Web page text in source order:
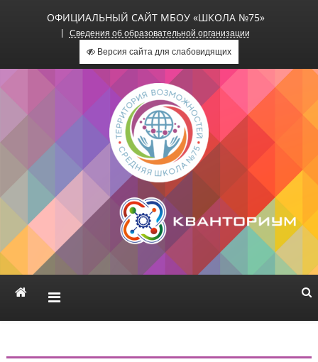
ОФИЦИАЛЬНЫЙ САЙТ МБОУ «ШКОЛА №75»
Сведения об образовательной организации
Версия сайта для слабовидящих
Официальный сайт МБОУ
«Школа №75»